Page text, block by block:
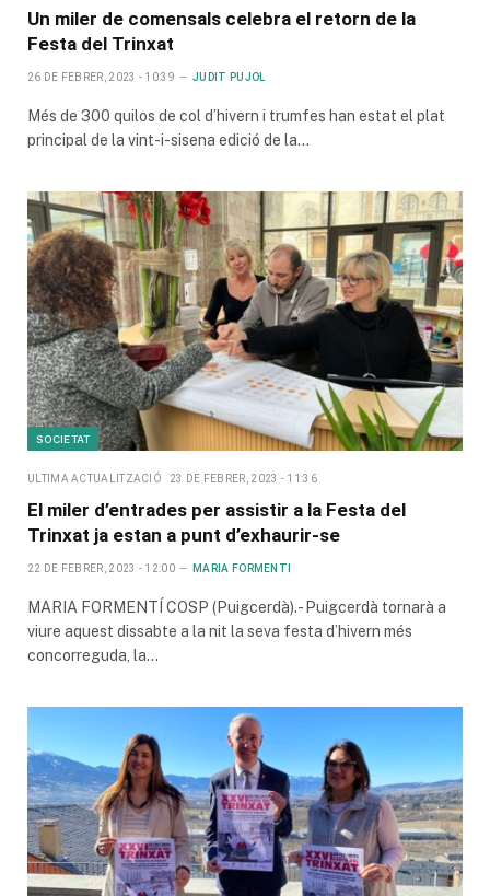
Un miler de comensals celebra el retorn de la
Festa del Trinxat
26 DE FEBRER, 2023 - 10:39 JUDIT PUJOL
Més de 300 quilos de col d’hivern i trumfes han estat el plat
principal de la vint-i-sisena edició de la…
SOCIETAT
ULTIMA ACTUALITZACIÓ 23 DE FEBRER, 2023 - 11:36
El miler d’entrades per assistir a la Festa del
Trinxat ja estan a punt d’exhaurir-se
22 DE FEBRER, 2023 - 12:00 MARIA FORMENTI
MARIA FORMENTÍ COSP (Puigcerdà).- Puigcerdà tornarà a
viure aquest dissabte a la nit la seva festa d’hivern més
concorreguda, la…